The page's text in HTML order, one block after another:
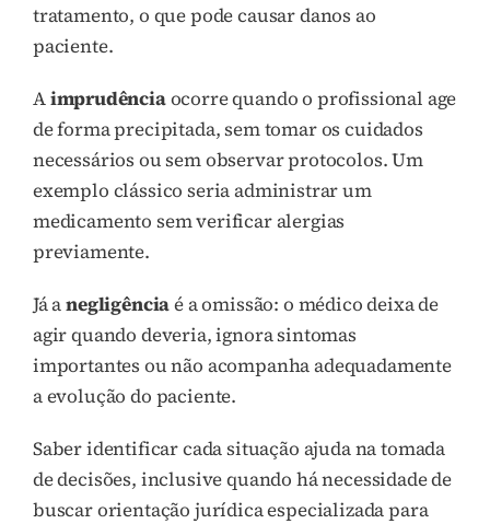
tratamento, o que pode causar danos ao
paciente.
Aimprudênciaocorre quando o profissional age
de forma precipitada, sem tomar os cuidados
necessários ou sem observar protocolos. Um
exemplo clássico seria administrar um
medicamento sem verificar alergias
previamente.
Já anegligênciaé a omissão: o médico deixa de
agir quando deveria, ignora sintomas
importantes ou não acompanha adequadamente
a evolução do paciente.
Saber identificar cada situação ajuda na tomada
de decisões, inclusive quando há necessidade de
buscar orientação jurídica especializada para